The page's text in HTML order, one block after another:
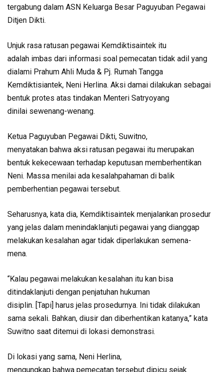
tergabung dalam ASN Keluarga Besar Paguyuban Pegawai
Ditjen Dikti.
Unjuk rasa ratusan pegawai Kemdiktisaintek itu
adalah imbas dari informasi soal pemecatan tidak adil yang
dialami Prahum Ahli Muda & Pj. Rumah Tangga
Kemdiktisiantek, Neni Herlina. Aksi damai dilakukan sebagai
bentuk protes atas tindakan Menteri Satryoyang
dinilai sewenang-wenang.
Ketua Paguyuban Pegawai Dikti, Suwitno,
menyatakan bahwa aksi ratusan pegawai itu merupakan
bentuk kekecewaan terhadap keputusan memberhentikan
Neni. Massa menilai ada kesalahpahaman di balik
pemberhentian pegawai tersebut.
Seharusnya, kata dia, Kemdiktisaintek menjalankan prosedur
yang jelas dalam menindaklanjuti pegawai yang dianggap
melakukan kesalahan agar tidak diperlakukan semena-
mena.
“Kalau pegawai melakukan kesalahan itu kan bisa
ditindaklanjuti dengan penjatuhan hukuman
disiplin. [Tapi] harus jelas prosedurnya. Ini tidak dilakukan
sama sekali. Bahkan, diusir dan diberhentikan katanya,” kata
Suwitno saat ditemui di lokasi demonstrasi.
Di lokasi yang sama, Neni Herlina,
mengungkap bahwa pemecatan tersebut dipicu sejak